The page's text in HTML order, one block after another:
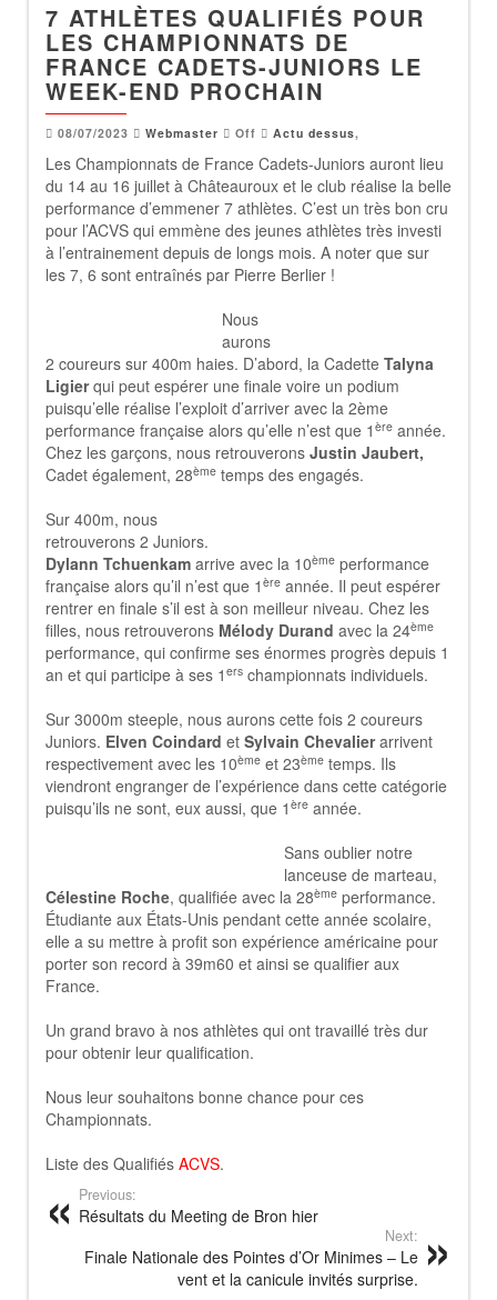
7 ATHLÈTES QUALIFIÉS POUR
LES CHAMPIONNATS DE
FRANCE CADETS-JUNIORS LE
WEEK-END PROCHAIN
08/07/2023 Webmaster Off Actu dessus,
Les Championnats de France Cadets-Juniors auront lieu
du 14 au 16 juillet à Châteauroux et le club réalise la belle
performance d’emmener 7 athlètes. C’est un très bon cru
pour l’ACVS qui emmène des jeunes athlètes très investi
à l’entrainement depuis de longs mois. A noter que sur
les 7, 6 sont entraînés par Pierre Berlier !
Nous
aurons
2 coureurs sur 400m haies. D’abord, la Cadette Talyna
Ligierqui peut espérer une finale voire un podium
puisqu’elle réalise l’exploit d’arriver avec la 2ème
performance française alors qu’elle n’est que 1 ère année.
Chez les garçons, nous retrouverons Justin Jaubert,
Cadet également, 28ème temps des engagés.
Sur 400m, nous
retrouverons 2 Juniors.
Dylann Tchuenkam arrive avec la 10ème performance
française alors qu’il n’est que 1 ère année. Il peut espérer
rentrer en finale s’il est à son meilleur niveau. Chez les
filles, nous retrouverons Mélody Durand avec la 24ème
performance, qui confirme ses énormes progrès depuis 1
an et qui participe à ses 1 ers championnats individuels.
Sur 3000m steeple, nous aurons cette fois 2 coureurs
Juniors. Elven Coindard et Sylvain Chevalierarrivent
respectivement avec les 10ème et 23ème temps. Ils
viendront engranger de l’expérience dans cette catégorie
puisqu’ils ne sont, eux aussi, que 1 ère année.
Sans oublier notre
lanceuse de marteau,
Célestine Roche, qualifiée avec la 28ème performance.
Étudiante aux États-Unis pendant cette année scolaire,
elle a su mettre à profit son expérience américaine pour
porter son record à 39m60 et ainsi se qualifier aux
France.
Un grand bravo à nos athlètes qui ont travaillé très dur
pour obtenir leur qualification.
Nous leur souhaitons bonne chance pour ces
Championnats.
Liste des Qualifiés ACVS.
Previous:
Résultats du Meeting de Bron hier
Next:
Finale Nationale des Pointes d’Or Minimes – Le
vent et la canicule invités surprise.